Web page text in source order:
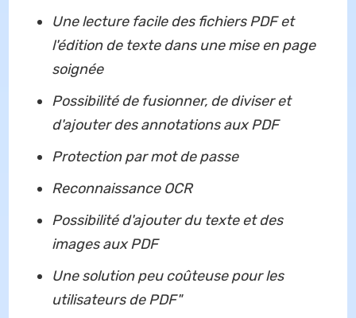
Une lecture facile des fichiers PDF et
l'édition de texte dans une mise en page
soignée
Possibilité de fusionner, de diviser et
d'ajouter des annotations aux PDF
Protection par mot de passe
Reconnaissance OCR
Possibilité d'ajouter du texte et des
images aux PDF
Une solution peu coûteuse pour les
utilisateurs de PDF"